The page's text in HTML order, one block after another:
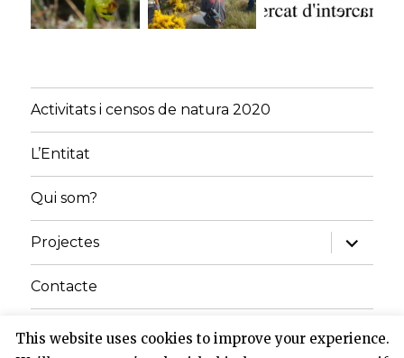
Activitats i censos de natura 2020
L’Entitat
Qui som?
Projectes
amplia
el
menú
Contacte
Inici
This website uses cookies to improve your experience.